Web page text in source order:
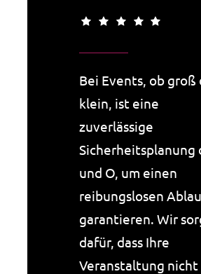
Bei Events, ob groß
klein, ist eine
zuverlässige
Sicherheitsplanung
und O, um einen
reibungslosen
garantieren. Wir
dafür, dass Ihre
Veranstaltung nicht